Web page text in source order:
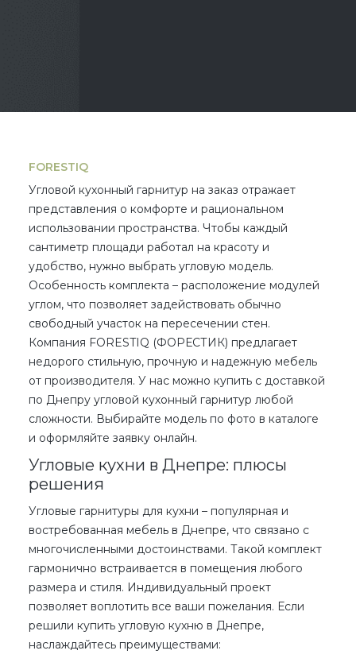
FORESTIQ
Угловой кухонный гарнитур на заказ отражает
представления о комфорте и рациональном
использовании пространства. Чтобы каждый
сантиметр площади работал на красоту и
удобство, нужно выбрать угловую модель.
Особенность комплекта – расположение модулей
углом, что позволяет задействовать обычно
свободный участок на пересечении стен.
Компания FORESTIQ (ФОРЕСТИК) предлагает
недорого стильную, прочную и надежную мебель
от производителя. У нас можно купить с доставкой
по Днепру угловой кухонный гарнитур любой
сложности. Выбирайте модель по фото в каталоге
и оформляйте заявку онлайн.
Угловые кухни в Днепре: плюсы
решения
Угловые гарнитуры для кухни – популярная и
востребованная мебель в Днепре, что связано с
многочисленными достоинствами. Такой комплект
гармонично встраивается в помещения любого
размера и стиля. Индивидуальный проект
позволяет воплотить все ваши пожелания. Если
решили купить угловую кухню в Днепре,
наслаждайтесь преимуществами: